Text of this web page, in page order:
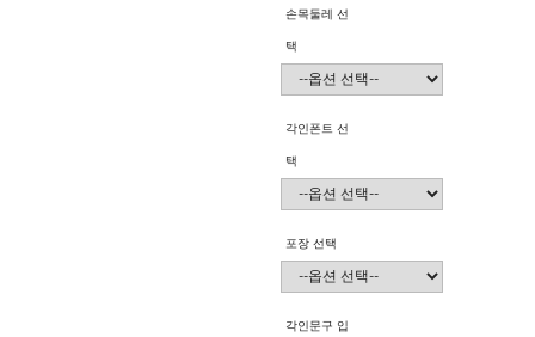
손목둘레 선
택
각인폰트 선
택
포장 선택
각인문구 입